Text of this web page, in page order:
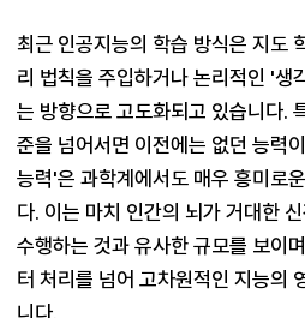
최근 인공지능의 학습 방식은 지도
리 법칙을 주입하거나 논리적인 '
는 방향으로 고도화되고 있습니다.
준을 넘어서면 이전에는 없던 능력
능력'은 과학계에서도 매우 흥미로
다. 이는 마치 인간의 뇌가 거대한
수행하는 것과 유사한 규모를 보이
터 처리를 넘어 고차원적인 지능의